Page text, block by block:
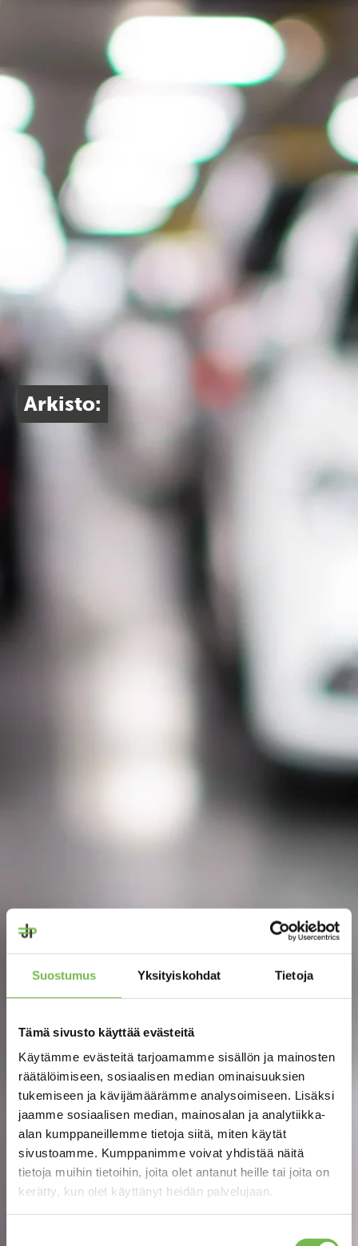
Suostumus Yksityiskohdat Tietoja
Tämä sivusto käyttää evästeitä
Käytämme evästeitä tarjoamamme sisällön ja mainosten
räätälöimiseen, sosiaalisen median ominaisuuksien
tukemiseen ja kävijämäärämme analysoimiseen. Lisäksi
jaamme sosiaalisen median, mainosalan ja analytiikka-
alan kumppaneillemme tietoja siitä, miten käytät
sivustoamme. Kumppanimme voivat yhdistää näitä
tietoja muihin tietoihin, joita olet antanut heille tai joita on
kerätty, kun olet käyttänyt heidän palvelujaan.
Arkisto: